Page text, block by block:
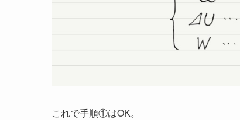
これで手順①はOK。